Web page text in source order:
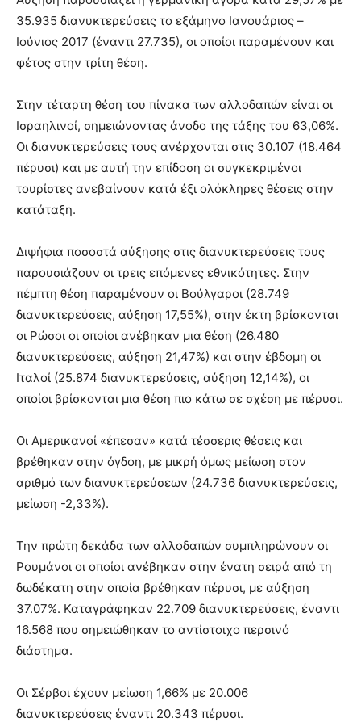
35.935 διανυκτερεύσεις το εξάμηνο Ιανουάριος –
Ιούνιος 2017 (έναντι 27.735), οι οποίοι παραμένουν και
φέτος στην τρίτη θέση.
Στην τέταρτη θέση του πίνακα των αλλοδαπών είναι οι
Ισραηλινοί, σημειώνοντας άνοδο της τάξης του 63,06%.
Οι διανυκτερεύσεις τους ανέρχονται στις 30.107 (18.464
πέρυσι) και με αυτή την επίδοση οι συγκεκριμένοι
τουρίστες ανεβαίνουν κατά έξι ολόκληρες θέσεις στην
κατάταξη.
Διψήφια ποσοστά αύξησης στις διανυκτερεύσεις τους
παρουσιάζουν οι τρεις επόμενες εθνικότητες. Στην
πέμπτη θέση παραμένουν οι Βούλγαροι (28.749
διανυκτερεύσεις, αύξηση 17,55%), στην έκτη βρίσκονται
οι Ρώσοι οι οποίοι ανέβηκαν μια θέση (26.480
διανυκτερεύσεις, αύξηση 21,47%) και στην έβδομη οι
Ιταλοί (25.874 διανυκτερεύσεις, αύξηση 12,14%), οι
οποίοι βρίσκονται μια θέση πιο κάτω σε σχέση με πέρυσι.
Οι Αμερικανοί «έπεσαν» κατά τέσσερις θέσεις και
βρέθηκαν στην όγδοη, με μικρή όμως μείωση στον
αριθμό των διανυκτερεύσεων (24.736 διανυκτερεύσεις,
μείωση -2,33%).
Την πρώτη δεκάδα των αλλοδαπών συμπληρώνουν οι
Ρουμάνοι οι οποίοι ανέβηκαν στην ένατη σειρά από τη
δωδέκατη στην οποία βρέθηκαν πέρυσι, με αύξηση
37.07%. Καταγράφηκαν 22.709 διανυκτερεύσεις, έναντι
16.568 που σημειώθηκαν το αντίστοιχο περσινό
διάστημα.
Οι Σέρβοι έχουν μείωση 1,66% με 20.006
διανυκτερεύσεις έναντι 20.343 πέρυσι.